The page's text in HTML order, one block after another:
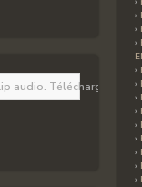
audio. Téléchargez la